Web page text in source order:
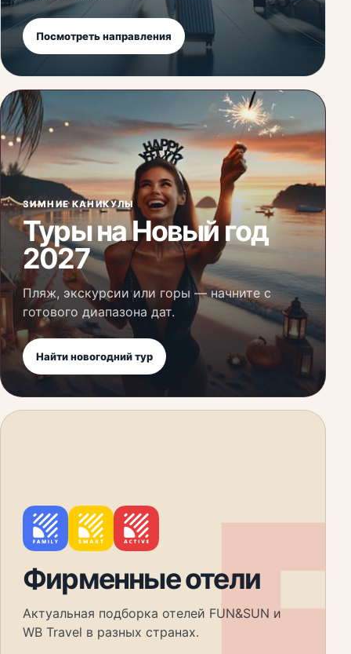
Посмотреть направления
ЗИМНИЕ КАНИКУЛЫ
Туры на Новый год
2027
Пляж, экскурсии или горы — начните с
готового диапазона дат.
Найти новогодний тур
Фирменные отели
Актуальная подборка отелей FUN&SUN и
WB Travel в разных странах.